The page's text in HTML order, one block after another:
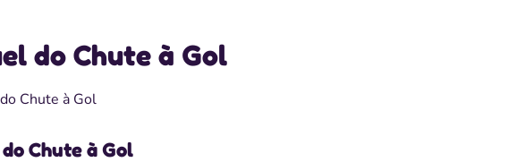
do Chute à Gol
Chute à Gol
Chute à Gol